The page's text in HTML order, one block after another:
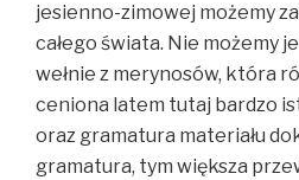
jesienno-zimowej możemy
całego świata. Nie możemy
wełnie z merynosów, która
ceniona latem tutaj bardzo
oraz gramatura materiału
gramatura, tym większa